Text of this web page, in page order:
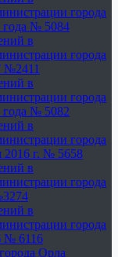
города
года № 5084
в
города
№2411
в
города
года № 5082
в
города
2016 г. № 5658
в
города
в
города
№ 6116
Орла